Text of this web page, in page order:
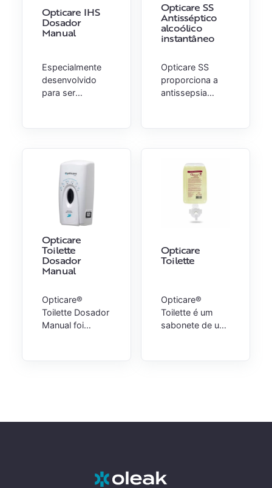
Opticare IHS
Dosador
Manual
Especialmente
desenvolvido
para ser
Opticare SS
Antisséptico
alcoólico
instantâneo
Opticare SS
proporciona a
antissepsia
convencional.
Opticare
Toilette
Dosador
Manual
Opticare®
Toilette Dosador
Manual foi
Opticare
Toilette
Opticare®
Toilette é um
sabonete de uso